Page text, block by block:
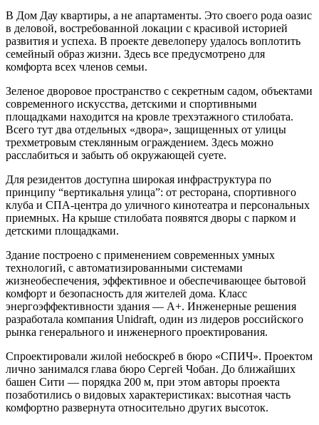
В Дом Дау квартиры, а не апартаменты. Это своего рода оазис
в деловой, востребованной локации с красивой историей
развития и успеха. В проекте девелоперу удалось воплотить
семейный образ жизни. Здесь все предусмотрено для
комфорта всех членов семьи.
Зеленое дворовое пространство с секретным садом, объектами
современного искусства, детскими и спортивными
площадками находится на кровле трехэтажного стилобата.
Всего тут два отдельных «двора», защищенных от улицы
трехметровым стеклянным ограждением. Здесь можно
расслабиться и забыть об окружающей суете.
Для резидентов доступна широкая инфраструктура по
принципу “вертикальня улица”: от ресторана, спортивного
клуба и СПА-центра до уличного кинотеатра и персональных
приемных. На крыше стилобата появятся дворы с парком и
детскими площадками.
Здание построено с применением современных умных
технологий, с автоматизированными системами
жизнеобеспечения, эффективное и обеспечивающее бытовой
комфорт и безопасность для жителей дома. Класс
энергоэффективности здания — А+. Инженерные решения
разработала компания Unidraft, один из лидеров российского
рынка генерального и инженерного проектирования.
Спроектировали жилой небоскреб в бюро «СПИЧ». Проектом
лично занимался глава бюро Сергей Чобан. До ближайших
башен Сити — порядка 200 м, при этом авторы проекта
позаботились о видовых характеристиках: высотная часть
комфортно развернута относительно других высоток.